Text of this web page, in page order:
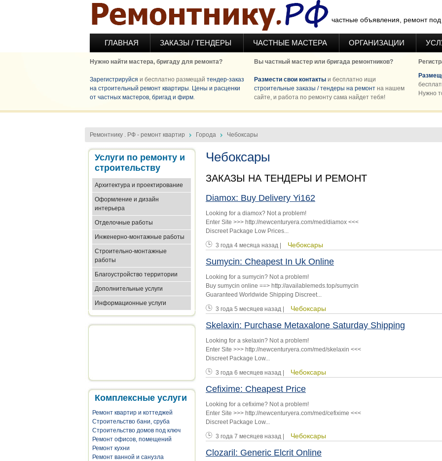
Перейти к основному содержанию
частные объявления, ремонт
ГЛАВНАЯ ЗАКАЗЫ / ТЕНДЕРЫ ЧАСТНЫЕ МАСТЕРА ОРГАНИЗАЦИИ
Нужно найти мастера, бригаду для ремонта?
Зарегистрируйся и бесплатно размещай тендер-заказ
на строительный ремонт квартиры. Цены и расценки
от частных мастеров, бригад и фирм.
Вы частный мастер или бригада ремонтников?
Размести свои контакты и бесплатно ищи
строительные заказы / тендеры на ремонт на нашем
сайте, и работа по ремонту сама найдет тебя!
Нужно
Ремонтнику . РФ - ремонт квартир Города Чебоксары
Услуги по ремонту и
строительству
Архитектура и проектирование
Оформление и дизайн
интерьера
Отделочные работы
Инженерно-монтажные работы
Строительно-монтажные
работы
Благоустройство территории
Дополнительные услуги
Информационные услуги
Комплексные услуги
Ремонт квартир и коттеджей
Строительство бани, сруба
Строительство домов под ключ
Ремонт офисов, помещений
Ремонт кухни
Ремонт ванной и санузла
Чебоксары
ЗАКАЗЫ НА ТЕНДЕРЫ И РЕМОНТ
Diamox: Buy Delivery Yi162
Looking for a diamox? Not a problem!
Enter Site >>> http://newcenturyera.com/med/diamox <<<
Discreet Package Low Prices...
3 года 4 месяца назад | Чебоксары
Sumycin: Cheapest In Uk Online
Looking for a sumycin? Not a problem!
Buy sumycin online ==> http://availablemeds.top/sumycin
Guaranteed Worldwide Shipping Discreet...
3 года 5 месяцев назад | Чебоксары
Skelaxin: Purchase Metaxalone Saturday Shipping
Looking for a skelaxin? Not a problem!
Enter Site >>> http://newcenturyera.com/med/skelaxin <<<
Discreet Package Low...
3 года 6 месяцев назад | Чебоксары
Cefixime: Cheapest Price
Looking for a cefixime? Not a problem!
Enter Site >>> http://newcenturyera.com/med/cefixime <<<
Discreet Package Low...
3 года 7 месяцев назад | Чебоксары
Clozaril: Generic Elcrit Online